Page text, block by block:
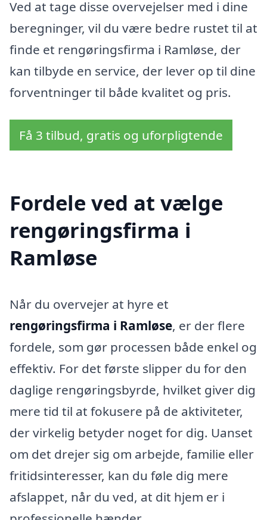
Ved at tage disse overvejelser med i dine
beregninger, vil du være bedre rustet til at
finde et rengøringsfirma i Ramløse, der
kan tilbyde en service, der lever op til dine
forventninger til både kvalitet og pris.
Få 3 tilbud, gratis og uforpligtende
Fordele ved at vælge
rengøringsfirma i
Ramløse
Når du overvejer at hyre et
rengøringsfirma i Ramløse, er der flere
fordele, som gør processen både enkel og
effektiv. For det første slipper du for den
daglige rengøringsbyrde, hvilket giver dig
mere tid til at fokusere på de aktiviteter,
der virkelig betyder noget for dig. Uanset
om det drejer sig om arbejde, familie eller
fritidsinteresser, kan du føle dig mere
afslappet, når du ved, at dit hjem er i